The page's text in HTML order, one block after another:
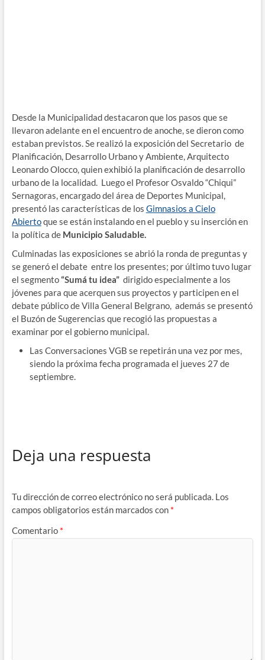
Desde la Municipalidad destacaron que los pasos que se
llevaron adelante en el encuentro de anoche, se dieron como
estaban previstos. Se realizó la exposición del Secretario de
Planificación, Desarrollo Urbano y Ambiente, Arquitecto
Leonardo Olocco, quien exhibió la planificación de desarrollo
urbano de la localidad. Luego el Profesor Osvaldo “Chiqui”
Sernagoras, encargado del área de Deportes Municipal,
presentó las características de los Gimnasios a Cielo
Abiertoque se están instalando en el pueblo y su inserción en
la política de Municipio Saludable.
Culminadas las exposiciones se abrió la ronda de preguntas y
se generó el debate entre los presentes; por último tuvo lugar
el segmento“Sumá tu idea”dirigido especialmente a los
jóvenes para que acerquen sus proyectos y participen en el
debate público de Villa General Belgrano, además se presentó
el Buzón de Sugerencias que recogió las propuestas a
examinar por el gobierno municipal.
Las Conversaciones VGB se repetirán una vez por mes,
siendo la próxima fecha programada el jueves 27 de
septiembre.
Deja una respuesta
Tu dirección de correo electrónico no será publicada. Los
campos obligatorios están marcados con *
Comentario *